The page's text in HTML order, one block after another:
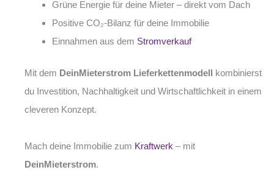
Grüne Energie für deine Mieter – direkt vom Dach
Positive CO₂-Bilanz für deine Immobilie
Einnahmen aus dem Stromverkauf
Mit dem DeinMieterstrom Lieferkettenmodell kombinierst
du Investition, Nachhaltigkeit und Wirtschaftlichkeit in einem
cleveren Konzept.
Mach deine Immobilie zum Kraftwerk – mit
DeinMieterstrom.